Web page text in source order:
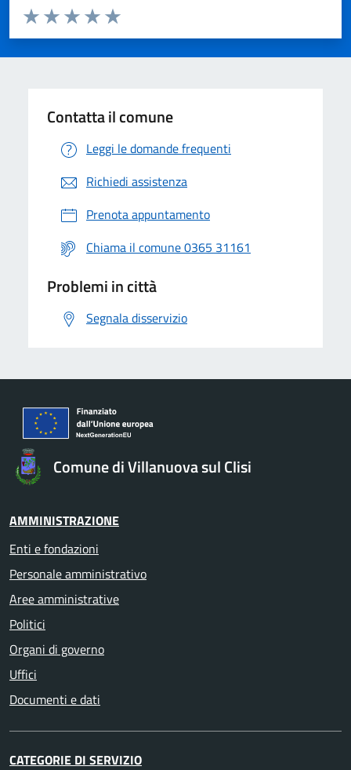
Valuta da 1 a 5 stelle la pagina
Valuta 5 stelle su 5
Valuta 4 stelle su 5
Valuta 3 stelle su 5
Valuta 2 stelle su 5
Valuta 1 stelle su 5
Contatta il comune
Leggi le domande frequenti
Richiedi assistenza
Prenota appuntamento
Chiama il comune 0365 31161
Problemi in città
Segnala disservizio
Comune di Villanuova sul Clisi
AMMINISTRAZIONE
Enti e fondazioni
Personale amministrativo
Aree amministrative
Politici
Organi di governo
Uffici
Documenti e dati
CATEGORIE DI SERVIZIO